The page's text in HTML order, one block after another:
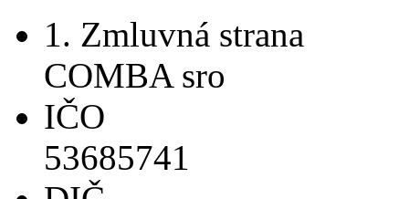
1. Zmluvná strana
COMBA sro
IČO
53685741